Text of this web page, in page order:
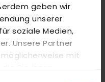
geben wir
unserer
soziale Medien,
Unsere Partner
mit
Sie ihnen
Warenkorb hinzuzufügen
(25/26)